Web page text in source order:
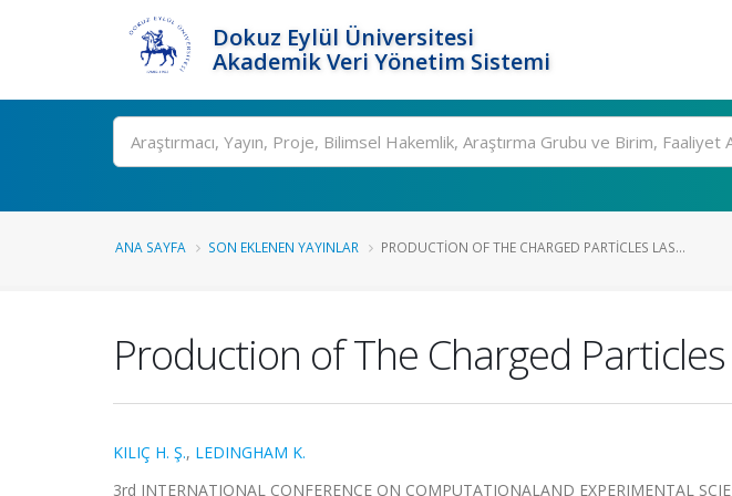
Dokuz Eylül Üniversitesi
Akademik Veri Yönetim Sistemi
Ara
ANA SAYFA SON EKLENEN YAYINLAR PRODUCTION OF THE CHARGED PARTICLES LAS...
Production of The Charged
KILIÇ H. Ş., LEDINGHAM K.
3rd INTERNATIONAL CONFERENCE ON COMPUTATIONALAND EXPERIMENTAL